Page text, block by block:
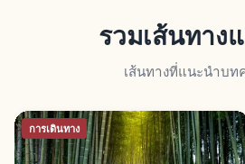
รวมเส้นทาง
เส้นทางที่แนะนำบท
การเดินทาง